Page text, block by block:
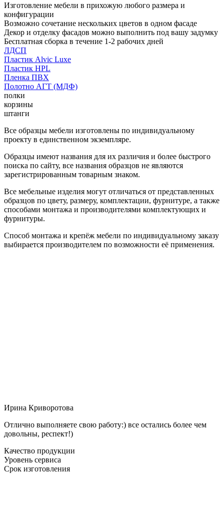
Изготовление мебели в прихожую любого размера и
конфигурации
Возможно сочетание нескольких цветов в одном фасаде
Декор и отделку фасадов можно выполнить под вашу задумку
Бесплатная сборка в течение 1-2 рабочих дней
ЛДСП
Пластик Alvic Luxe
Пластик HPL
Пленка ПВХ
Полотно АГТ (МДФ)
полки
корзины
штанги
Все образцы мебели изготовлены по индивидуальному
проекту в единственном экземпляре.
Образцы имеют названия для их различия и более быстрого
поиска по сайту, все названия образцов не являются
зарегистрированным товарным знаком.
Все мебельные изделия могут отличаться от представленных
образцов по цвету, размеру, комплектации, фурнитуре, а также
способами монтажа и производителями комплектующих и
фурнитуры.
Способ монтажа и крепёж мебели по индивидуальному заказу
выбирается производителем по возможности её применения.
Ирина Криворотова
Отлично выполняете свою работу:) все остались более чем
довольны, респект!)
Качество продукции
Уровень сервиса
Срок изготовления